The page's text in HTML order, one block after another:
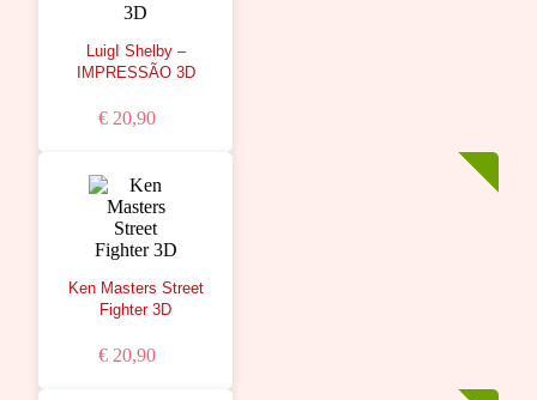
LuigI Shelby –
IMPRESSÃO 3D
€ 20,90
Ken Masters Street
Fighter 3D
€ 20,90